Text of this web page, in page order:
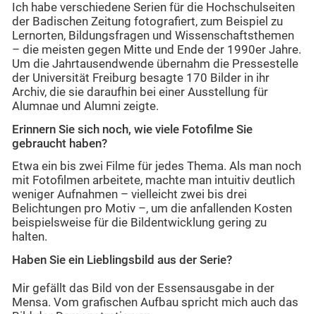
Ich habe verschiedene Serien für die Hochschulseiten
der Badischen Zeitung fotografiert, zum Beispiel zu
Lernorten, Bildungsfragen und Wissenschaftsthemen
– die meisten gegen Mitte und Ende der 1990er Jahre.
Um die Jahrtausendwende übernahm die Pressestelle
der Universität Freiburg besagte 170 Bilder in ihr
Archiv, die sie daraufhin bei einer Ausstellung für
Alumnae und Alumni zeigte.
Erinnern Sie sich noch, wie viele Fotofilme Sie
gebraucht haben?
Etwa ein bis zwei Filme für jedes Thema. Als man noch
mit Fotofilmen arbeitete, machte man intuitiv deutlich
weniger Aufnahmen – vielleicht zwei bis drei
Belichtungen pro Motiv –, um die anfallenden Kosten
beispielsweise für die Bildentwicklung gering zu
halten.
Haben Sie ein Lieblingsbild aus der Serie?
Mir gefällt das Bild von der Essensausgabe in der
Mensa. Vom grafischen Aufbau spricht mich auch das